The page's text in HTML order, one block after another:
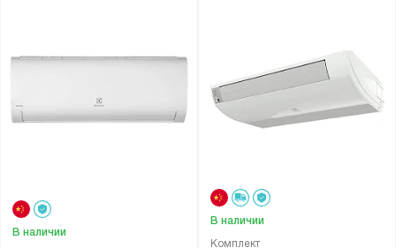
В наличии
Комплект
В наличии